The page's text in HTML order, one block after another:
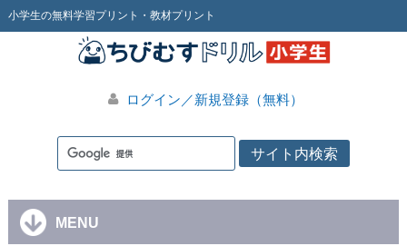
小学生の無料学習プリント・教材プリント
ログイン／新規登録（無料）
MENU